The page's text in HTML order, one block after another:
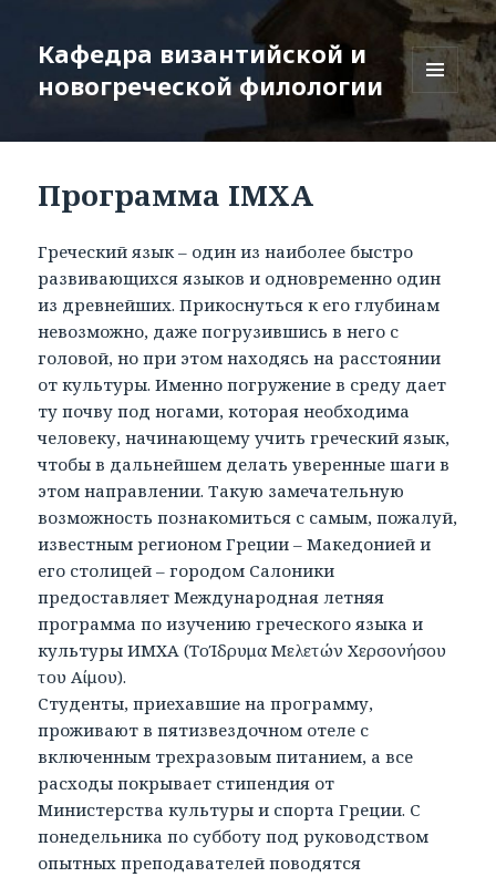
Кафедра византийской и
новогреческой филологии
И
ВИДЖЕТЫ
Программа ΙΜΧΑ
Греческий язык – один из наиболее быстро
развивающихся языков и одновременно один
из древнейших. Прикоснуться к его глубинам
невозможно, даже погрузившись в него с
головой, но при этом находясь на расстоянии
от культуры. Именно погружение в среду дает
ту почву под ногами, которая необходима
человеку, начинающему учить греческий язык,
чтобы в дальнейшем делать уверенные шаги в
этом направлении. Такую замечательную
возможность познакомиться с самым, пожалуй,
известным регионом Греции – Македонией и
его столицей – городом Салоники
предоставляет Международная летняя
программа по изучению греческого языка и
культуры ИМХА (TοΊδρυμα Mελετών Xερσονήσου
του Aίμου).
Студенты, приехавшие на программу,
проживают в пятизвездочном отеле с
включенным трехразовым питанием, а все
расходы покрывает стипендия от
Министерства культуры и спорта Греции. С
понедельника по субботу под руководством
опытных преподавателей поводятся